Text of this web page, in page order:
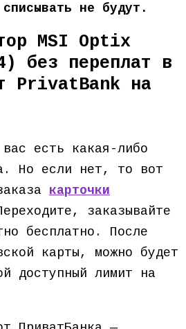
не будут.
MSI Optix
без переплат в
PrivatBank на
есть какая-либо
Но если нет, то вот
карточки
заказывайте
бесплатно. После
карты, можно будет
доступный лимит на